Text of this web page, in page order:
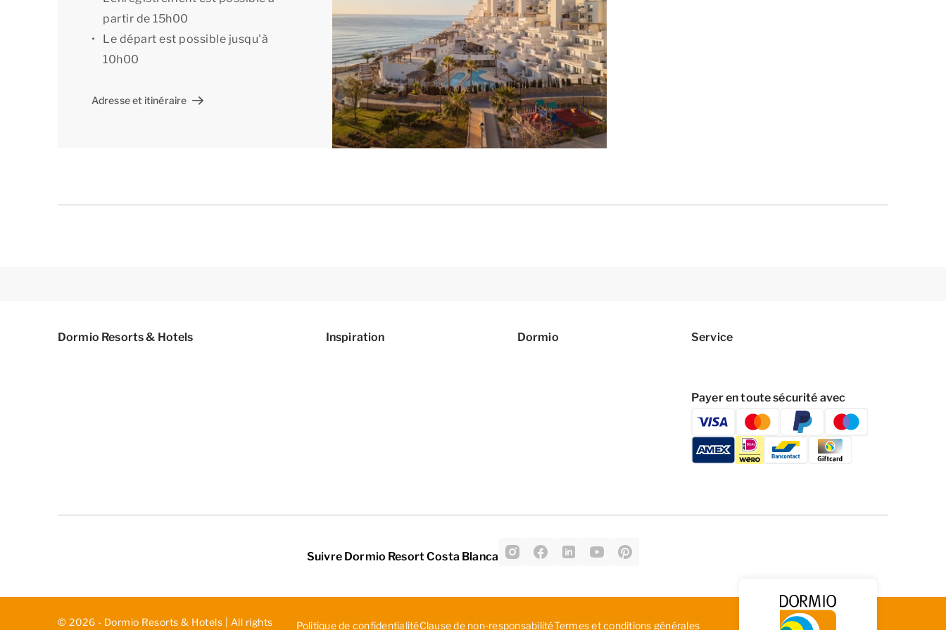
partir de 15h00
Le départ est possible jusqu'à
10h00
Adresse et itinéraire
Dormio Resorts & Hotels Inspiration Dormio Service
Payer en toute sécurité avec
Suivre Dormio Resort Costa Blanca
© 2026 - Dormio Resorts & Hotels | All rights Politique de confidentialitéC­lau­se ­de ­non­-re­spo­nsa­bil­itéTermes et conditions générales